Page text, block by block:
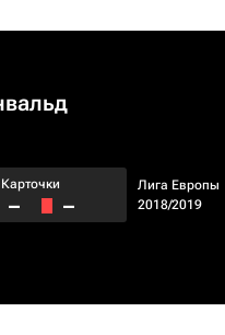
Лига Европы
2018/2019
Карточки
– –